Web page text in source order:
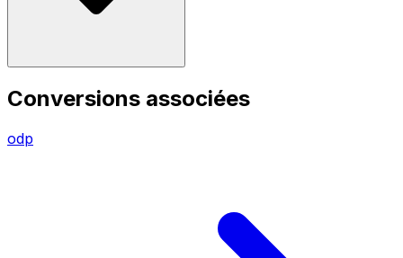
Conversions associées
odp